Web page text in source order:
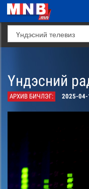
Үндэсний
АРХИВ БИЧЛЭГ: 2025-